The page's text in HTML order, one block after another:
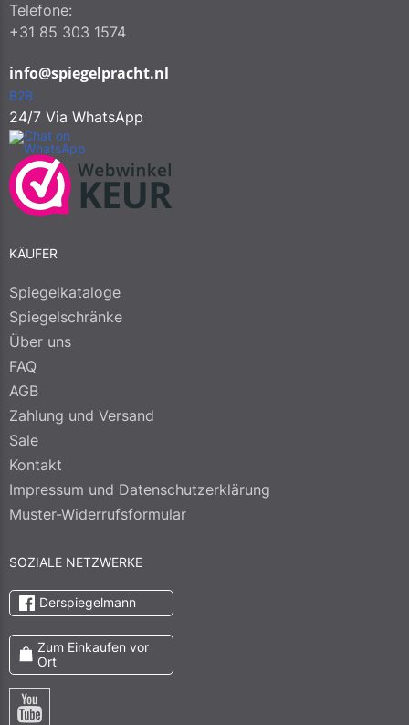
Telefone:
+31 85 303 1574
info@spiegelpracht.nl
B2B
24/7 Via WhatsApp
KÄUFER
Spiegelkataloge
Spiegelschränke
Über uns
FAQ
AGB
Zahlung und Versand
Sale
Kontakt
Impressum und Datenschutzerklärung
Muster-Widerrufsformular
SOZIALE NETZWERKE
Derspiegelmann
Zum Einkaufen vor
Ort